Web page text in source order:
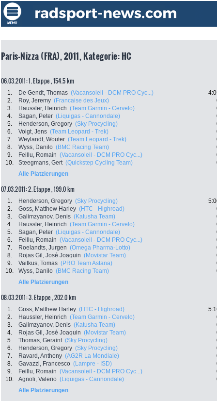
Paris-Nizza (FRA), 2011, Kategorie: HC
06.03.2011: 1. Etappe , 154.5 km
1. De Gendt, Thomas (Vacansoleil - DCM PRO Cyc...)
2.
Roy, Jeremy (Francaise des Jeux)
3.
Haussler, Heinrich (Team Garmin - Cervelo)
4.
Sagan, Peter (Liquigas - Cannondale)
5.
Henderson, Gregory (Sky Procycling)
6.
Voigt, Jens (Team Leopard - Trek)
7.
Weylandt, Wouter (Team Leopard - Trek)
8.
Wyss, Danilo (BMC Racing Team)
9.
Feillu, Romain (Vacansoleil - DCM PRO Cyc...)
10.
Steegmans, Gert (Quickstep Cycling Team)
Alle Platzierungen
07.03.2011: 2. Etappe , 199.0 km
1. Henderson, Gregory (Sky Procycling)
2.
Goss, Matthew Harley (HTC - Highroad)
3.
Galimzyanov, Denis (Katusha Team)
4.
Haussler, Heinrich (Team Garmin - Cervelo)
5.
Sagan, Peter (Liquigas - Cannondale)
6.
Feillu, Romain (Vacansoleil - DCM PRO Cyc...)
7.
Roelandts, Jurgen (Omega Pharma-Lotto)
8.
Rojas Gil, José Joaquin (Movistar Team)
9.
Vaitkus, Tomas (PRO Team Astana)
10.
Wyss, Danilo (BMC Racing Team)
Alle Platzierungen
08.03.2011: 3. Etappe , 202.0 km
1. Goss, Matthew Harley (HTC - Highroad)
2.
Haussler, Heinrich (Team Garmin - Cervelo)
3.
Galimzyanov, Denis (Katusha Team)
4.
Rojas Gil, José Joaquin (Movistar Team)
5.
Thomas, Geraint (Sky Procycling)
6.
Henderson, Gregory (Sky Procycling)
7.
Ravard, Anthony (AG2R La Mondiale)
8.
Gavazzi, Francesco (Lampre - ISD)
9.
Feillu, Romain (Vacansoleil - DCM PRO Cyc...)
10.
Agnoli, Valerio (Liquigas - Cannondale)
Alle Platzierungen